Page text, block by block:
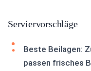
Serviervorschläge
Beste Beilagen:
passen frisches